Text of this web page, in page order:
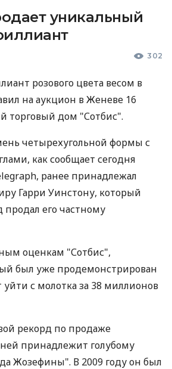
уникальный
302
розового цвета весом в
на аукцион в Женеве 16
торговый дом "Сотбис".
четырехугольной формы с
как сообщает сегодня
ранее принадлежал
Гарри Уинстону, который
продал его частному
оценкам "Сотбис",
был уже продемонстрирован
уйти с молотка за 38 миллионов
рекорд по продаже
принадлежит голубому
Жозефины". В 2009 году он был